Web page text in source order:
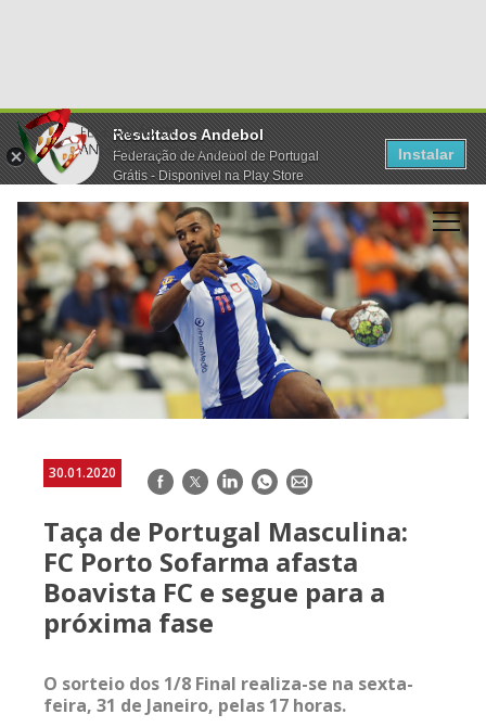
Resultados Andebol
Federação de Andebol de Portugal
Grátis - Disponivel na Play Store
Instalar
30.01.2020 Facebook
TwitterLinkedInWhatsApp
E-
Taça de Portugal Masculina:
FC Porto Sofarma afasta
Boavista FC e segue para a
próxima fase
O sorteio dos 1/8 Final realiza-se na sexta-
feira, 31 de Janeiro, pelas 17 horas.